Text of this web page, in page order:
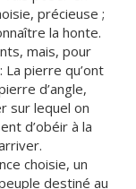
précieuse ;
la honte.
mais, pour
pierre qu’ont
d’angle,
sur lequel on
d’obéir à la
choisie, un
destiné au